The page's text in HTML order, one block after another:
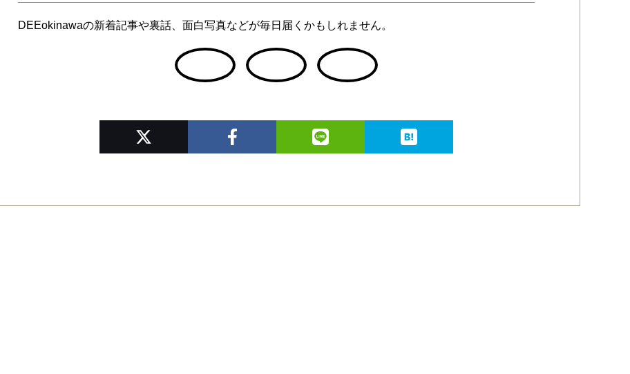
DEEokinawaの新着記事や裏話、面白写真などが毎日届くかもしれません。